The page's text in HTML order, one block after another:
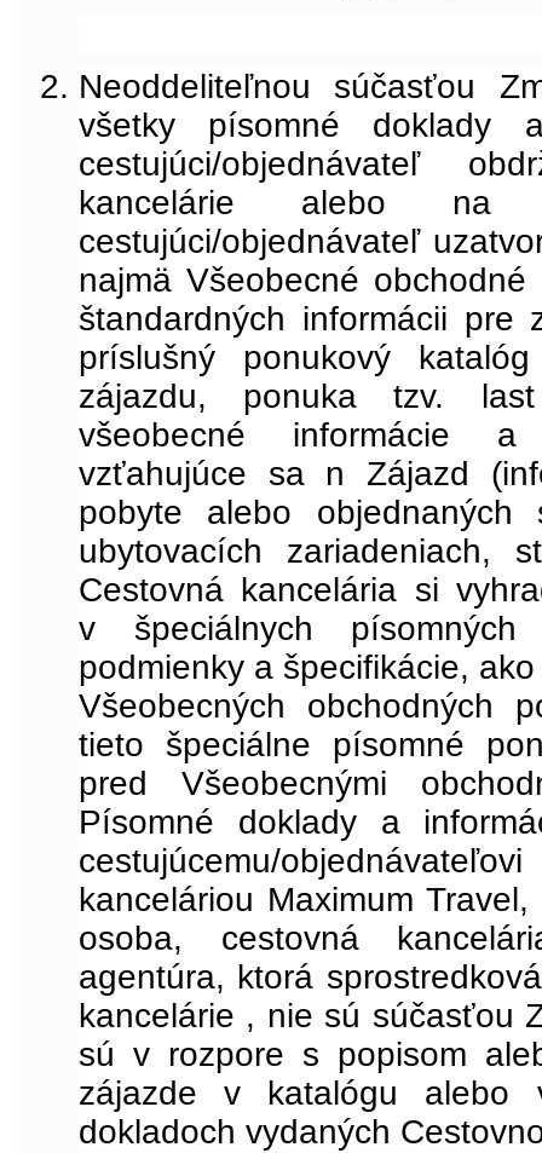
Neoddeliteľnou súčasťou
všetky písomné doklady
cestujúci/objednávateľ
kancelárie alebo na
cestujúci/objednávateľ
najmä Všeobecné obchodné
štandardných informácii pre
príslušný ponukový
zájazdu, ponuka tzv.
všeobecné informácie
vzťahujúce sa n Zájazd
pobyte alebo objednaných
ubytovacích zariadeniach,
Cestovná kancelária si
v špeciálnych písomných
podmienky a špecifikácie,
Všeobecných obchodných
tieto špeciálne písomné
pred Všeobecnými
Písomné doklady a
cestujúcemu/
kanceláriou Maximum
osoba, cestovná
agentúra, ktorá
kancelárie , nie sú súčasťou
sú v rozpore s popisom
zájazde v katalógu alebo
dokladoch vydaných